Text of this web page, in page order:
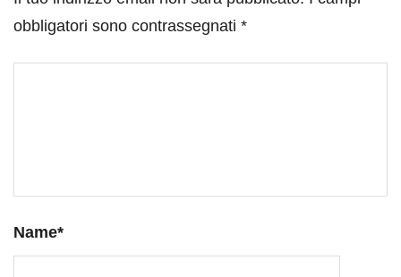
obbligatori sono contrassegnati *
Name*